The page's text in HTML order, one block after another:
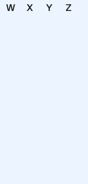
W X Y
Z